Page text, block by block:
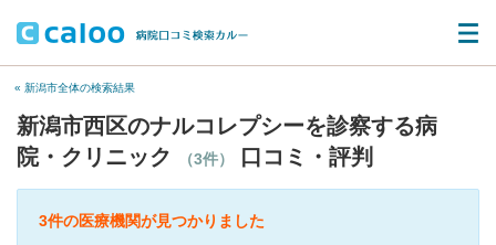
« 新潟市全体の検索結果
新潟市西区のナルコレプシーを診察する病
院・クリニック
（3件） 口コミ・評判
3件の医療機関が見つかりました